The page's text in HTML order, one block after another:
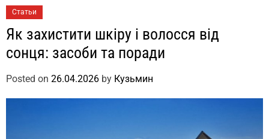
Статьи
Як захистити шкіру і волосся від
сонця: засоби та поради
Posted on 26.04.2026 by Кузьмин